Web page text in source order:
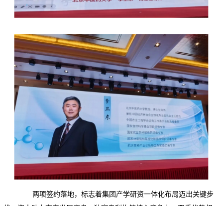
两项签约落地，标志着集团产学研资一体化布局迈出关键步